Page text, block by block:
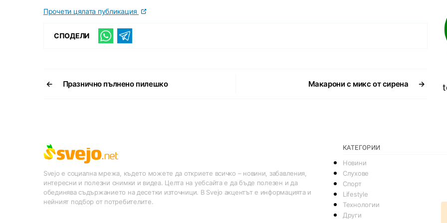
Прочети цялата публикация
СПОДЕЛИ
← Празнично пълнено пилешко →
Макарони с микс от сирена
Svejo е социална мрежа, където можете да откриете всичко – новини, забавления,
интересни и полезни снимки и видеа. Целта на уебсайта е да бъде полезен и да
обединява съдържанието на десетки източници. В Svejo акцентът е информацията и
нейният подбор от потребителите.
КАТЕГОРИИ
Новини
Слухове
Спорт
Lifestyle
Технологии
Други